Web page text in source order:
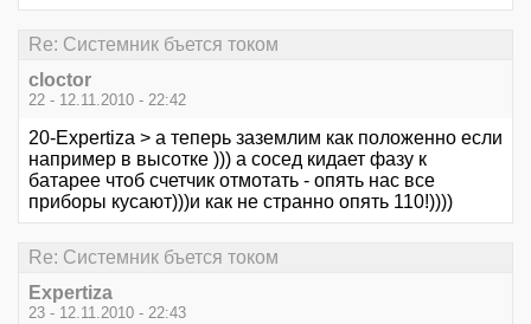
Re: Системник бъется током
cloctor
22 - 12.11.2010 - 22:42
20-Expertiza > а теперь заземлим как положенно если
например в высотке ))) а сосед кидает фазу к
батарее чтоб счетчик отмотать - опять нас все
приборы кусают)))и как не странно опять 110!))))
Re: Системник бъется током
Expertiza
23 - 12.11.2010 - 22:43